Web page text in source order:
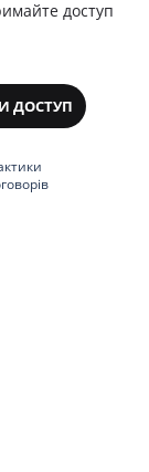
доступ
ДОСТУП